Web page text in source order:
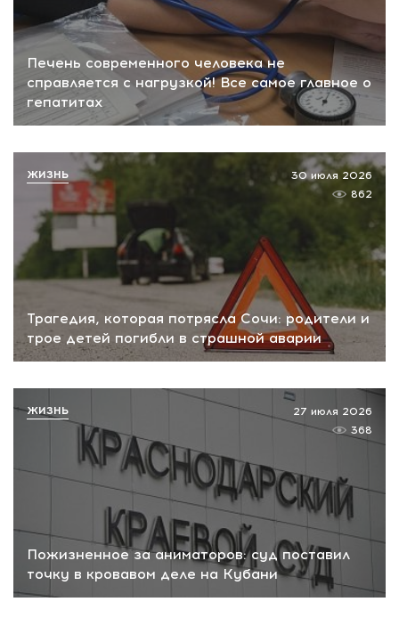
Печень современного человека не
справляется с нагрузкой! Все самое главное о
гепатитах
Трагедия, которая потрясла Сочи: родители и
трое детей погибли в страшной аварии
30 июля 2026
862
ЖИЗНЬ
Пожизненное за аниматоров: суд поставил
точку в кровавом деле на Кубани
27 июля 2026
368
ЖИЗНЬ